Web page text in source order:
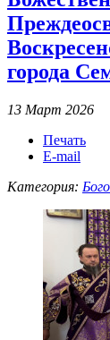
города
13 Март 2026
Печать
E-mail
Категория: